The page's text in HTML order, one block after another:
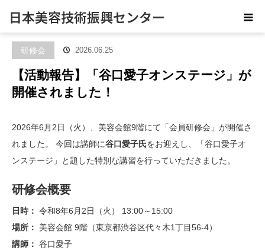
日本美容技術振興センター
ブログ
研修会 【活動報告】「谷口愛子オンステージ」
研修会 2026.06.25
【活動報告】「谷口愛子オンステージ」が
開催されました！
2026年6月2日（火）、美容会館9階にて「会員研修会」が開催さ
れました。 今回は講師に谷口愛子氏をお迎えし、「谷口愛子オ
ンステージ」と題した特別な講習を行っていただきました。
研修会概要
日時： 令和8年6月2日（火） 13:00～15:00
場所：
美容会館 9階（東京都渋谷区代々木1丁目56-4）
講師： 谷口愛子